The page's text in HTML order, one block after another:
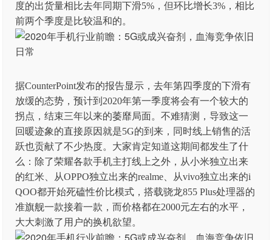
度的出货量相比去年同期下滑5%，但环比增长3%，相比
前两个季度是比较温和的。
据CounterPoint发布的报告显示，去年第四季度的下滑有
放缓的态势，预计到2020年第一季度将会有一个较大的
拐点，结束三年以来的萎靡局面。不难猜测，导致这一
回暖迹象的直接原因就是5G的到来，同时线上销售的活
跃也贡献了不少热度。大家肯定知道这期间都发生了什
么：除了荣耀各款手机主打线上之外，从小米独立出来
的红米、从OPPO独立出来的realme、从vivo独立出来的i
QOO都开始死磕性价比模式，搭载骁龙855 Plus处理器的
准旗舰一款接着一款，而价格都在2000元左右的水平，
大大刺激了用户的换机欲望。